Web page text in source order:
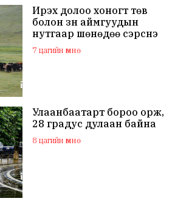
Ирэх долоо хоногт төв
болон зүүн аймгуудын
нутгаар шөнөдөө сэрүүснэ
7 цагийн өмнө
Улаанбаатарт бороо орж,
28 градус дулаан байна
8 цагийн өмнө